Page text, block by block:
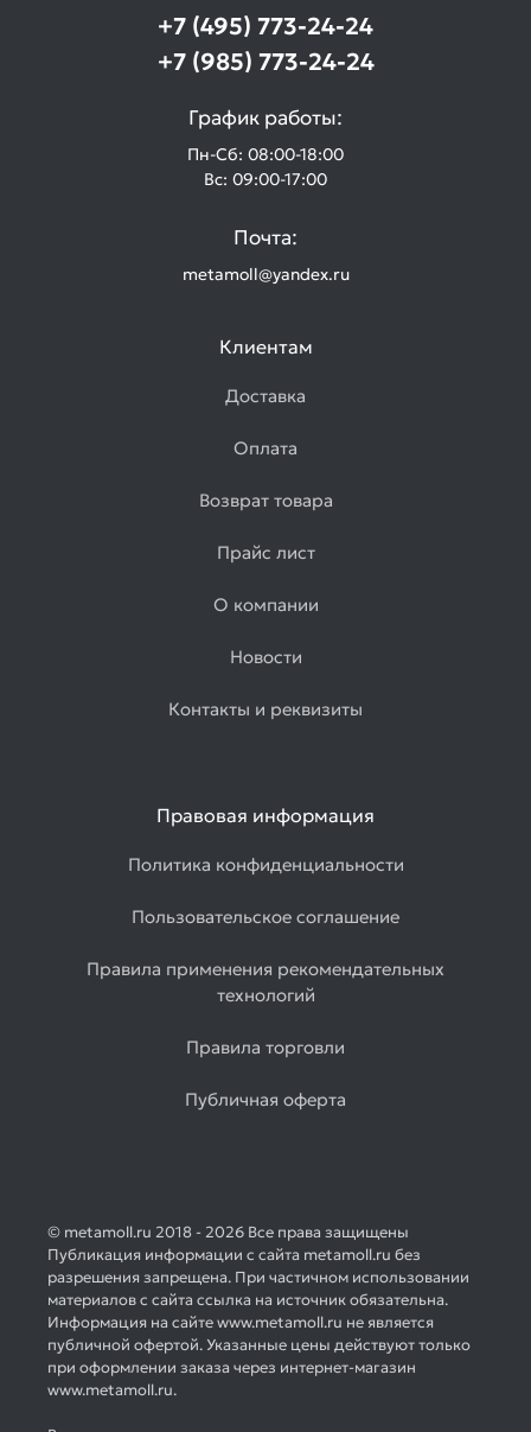
+7 (495) 773-24-24
+7 (985) 773-24-24
График работы:
Пн-Сб: 08:00-18:00
Вс: 09:00-17:00
Почта:
metamoll@yandex.ru
Клиентам
Доставка
Оплата
Возврат товара
Прайс лист
О компании
Новости
Контакты и реквизиты
Правовая информация
Политика конфиденциальности
Пользовательское соглашение
Правила применения рекомендательных
технологий
Правила торговли
Публичная оферта
© metamoll.ru 2018 - 2026 Все права защищены
Публикация информации с сайта metamoll.ru без
разрешения запрещена. При частичном использовании
материалов с сайта ссылка на источник обязательна.
Информация на сайте www.metamoll.ru не является
публичной офертой. Указанные цены действуют только
при оформлении заказа через интернет-магазин
www.metamoll.ru.